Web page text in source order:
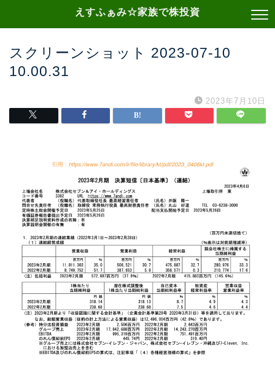
えすふぁみ☆家族で株投資
スクリーンショット 2023-07-10
10.00.31
2023年7月10日